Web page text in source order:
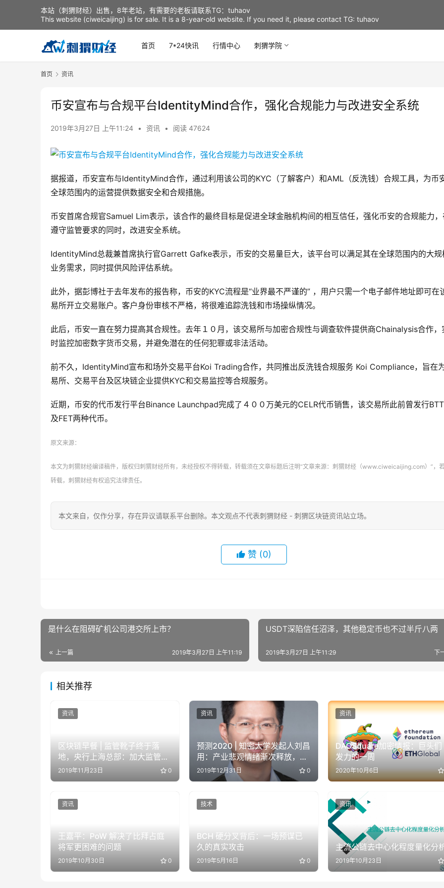
首页 7*24快讯 行情中心 刺猬学院
首页 资讯
币安宣布与合规平台IdentityMind合作，强化合规能力与改进安全系统
2019年3月27日 上午11:24 • 资讯 • 阅读 47624
据报道，币安宣布与IdentityMind合作，通过利用该公司的KYC（了解客户）和AML（反洗钱）合规工具，为币
全球范围内的运营提供数据安全和合规措施。
币安首席合规官Samuel Lim表示，该合作的最终目标是促进全球金融机构间的相互信任，强化币安的合规能力，
遵守监管要求的同时，改进安全系统。
IdentityMind总裁兼首席执行官Garrett Gafke表示，币安的交易量巨大，该平台可以满足其在全球范围内的大规
业务需求，同时提供风险评估系统。
此外，据彭博社于去年发布的报告称，币安的KYC流程是“业界最不严谨的” ，用户只需一个电子邮件地址即可在
易所开立交易账户。客户身份审核不严格，将很难追踪洗钱和市场操纵情况。
此后，币安一直在努力提高其合规性。去年１０月，该交易所与加密合规性与调查软件提供商Chainalysis合作，
时监控加密数字货币交易，并避免潜在的任何犯罪或非法活动。
前不久，IdentityMind宣布和场外交易平台Koi Trading合作，共同推出反洗钱合规服务 Koi Compliance，旨在
易所、交易平台及区块链企业提供KYC和交易监控等合规服务。
近期，币安的代币发行平台Binance Launchpad完成了４００万美元的CELR代币销售，该交易所此前曾发行
及FET两种代币。
原文来源：
本文为刺猬财经编译稿件，版权归刺猬财经所有，未经授权不得转载，转载须在文章标题后注明“文章来源：刺猬财经（www.ciweicaijing.com）”，
转载，刺猬财经有权追究法律责任。
本文来自 ，仅作分享，存在异议请联系平台删除。本文观点不代表刺猬财经 - 刺猬区块链资讯站立场。
赞 (0)
是什么在阻碍矿机公司港交所上市？
上一篇 2019年3月27日 上午11:19
USDT深陷信任沼泽，其他稳定币也不过半斤八两
下
2019年3月27日 上午11:29
相关推荐
区块链早餐 | 监管靴子终于落
地，央行上海总部：加大监管防
控力度，打击虚拟货币交易
2019年11月23日 0
资讯
预测2020 | 知密大学发起人刘昌
用：产业悲观情绪渐次释放，新
一轮稳步上升可期
2019年12月31日 0
资讯
DAOSquare加密情报：巨头们
发力的一周
2020年10月6日
资讯
王嘉平：PoW 解决了比拜占庭
将军更困难的问题
2019年10月30日 0
资讯
BCH 硬分叉背后：一场预谋已
久的真实攻击
2019年5月16日 0
技术
主流公链去中心化程度量化分
2019年10月23日
资讯
本站（刺猬财经）出售，8年老站，有需要的老板请联系TG：tuhaov
This website (ciweicaijing) is for sale. It is a 8-year-old website. If you need it, please contact TG: tuhaov